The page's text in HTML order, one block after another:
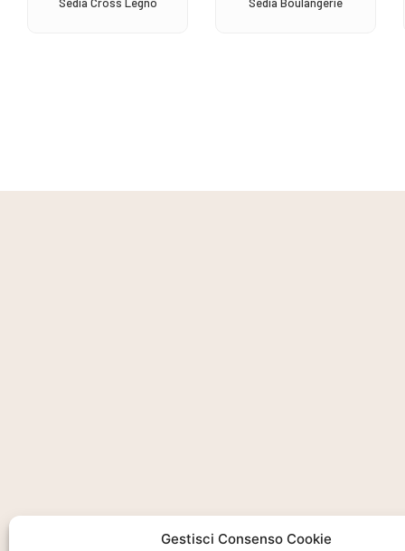
Gestisci Consenso Cookie
Sedia Cross Legno Sedia Boulangerie